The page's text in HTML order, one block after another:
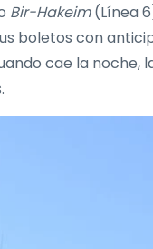
Bir-Hakeim(Línea
boletos con
cae la noche,